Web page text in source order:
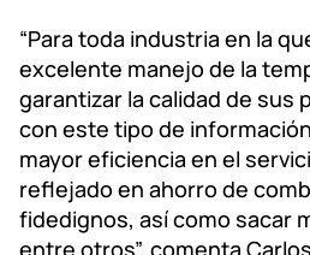
“Para toda industria en la
excelente manejo de la
garantizar la calidad de sus
con este tipo de
mayor eficiencia en el
reflejado en ahorro de
fidedignos, así como sacar
entre otros”, comenta